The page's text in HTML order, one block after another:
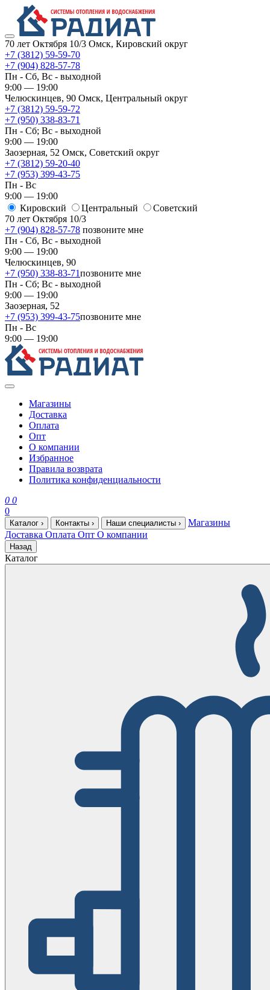
70 лет Октября 10/3 Омск, Кировский округ
+7 (3812) 59-59-70
+7 (904) 828-57-78
Пн - Сб, Вс - выходной
9:00 — 19:00
Челюскинцев, 90 Омск, ​Центральный округ
+7 (3812) 59-59-72
+7 (950) 338-83-71
Пн - Сб; Вс - выходной
9:00 — 19:00
Заозерная, 52 Омск, ​Советский округ
+7 (3812) 59-20-40
+7 (953) 399-43-75
Пн - Вс
9:00 — 19:00
Кировский
​Центральный
​Советский
70 лет Октября 10/3
+7 (904) 828-57-78 позвоните мне
Пн - Сб, Вс - выходной
9:00 — 19:00
Челюскинцев, 90
+7 (950) 338-83-71позвоните мне
Пн - Сб; Вс - выходной
9:00 — 19:00
Заозерная, 52
+7 (953) 399-43-75позвоните мне
Пн - Вс
9:00 — 19:00
Магазины
Доставка
Оплата
Опт
О компании
Избранное
Правила возврата
Политика конфиденциальности
0 0
0
Каталог › Контакты › Наши специалисты ›
Магазины
Доставка Оплата Опт О компании
Назад
Каталог